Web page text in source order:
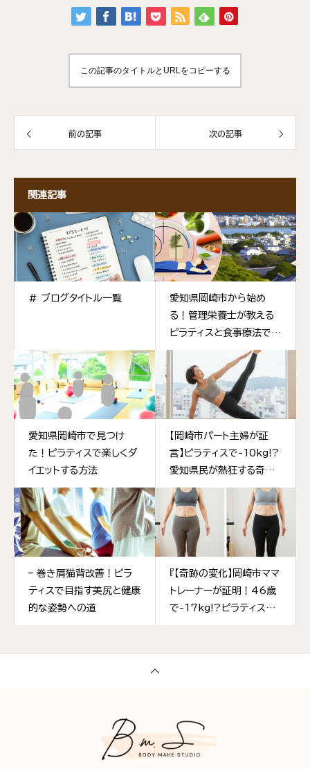
この記事のタイトルとURLをコピーする
前の記事 次の記事
関連記事
# ブログタイトル一覧
愛知県岡崎市から始め
る！管理栄養士が教える
ピラティスと食事療法で健
康的にダイエット
愛知県岡崎市で見つけ
た！ピラティスで楽しくダ
イエットする方法
【岡崎市パート主婦が証
言】ピラティスで-10kg!?
愛知県民が熱狂する奇跡
のダイエット法とは
– 巻き肩猫背改善！ピラ
ティスで目指す美尻と健康
的な姿勢への道
『【奇跡の変化】岡崎市ママ
トレーナーが証明！46歳
で-17kg!?ピラティスで